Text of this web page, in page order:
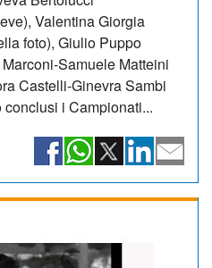
Valentina Giorgia
foto), Giulio Puppo
Samuele Matteini
Castelli-Ginevra Sambi
i Campionati...